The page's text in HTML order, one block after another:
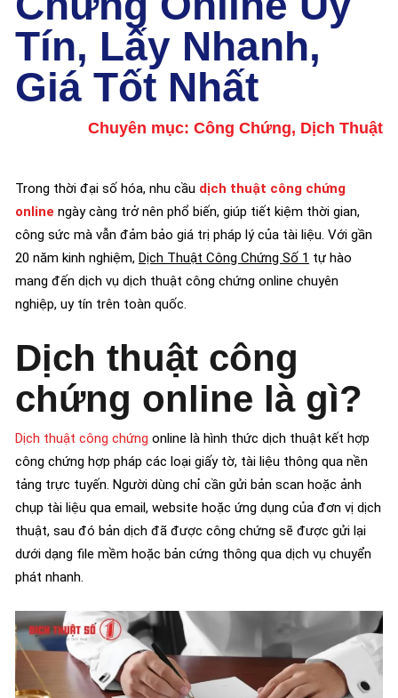
Tín, Lấy Nhanh,
Giá Tốt Nhất
Chuyên mục: Công Chứng, Dịch Thuật
Trong thời đại số hóa, nhu cầu dịch thuật công chứng
online ngày càng trở nên phổ biến, giúp tiết kiệm thời gian,
công sức mà vẫn đảm bảo giá trị pháp lý của tài liệu. Với gần
20 năm kinh nghiệm, Dịch Thuật Công Chứng Số 1 tự hào
mang đến dịch vụ dịch thuật công chứng online chuyên
nghiệp, uy tín trên toàn quốc.
Dịch thuật công
chứng online là gì?
Dịch thuật công chứng online là hình thức dịch thuật kết hợp
công chứng hợp pháp các loại giấy tờ, tài liệu thông qua nền
tảng trực tuyến. Người dùng chỉ cần gửi bản scan hoặc ảnh
chụp tài liệu qua email, website hoặc ứng dụng của đơn vị dịch
thuật, sau đó bản dịch đã được công chứng sẽ được gửi lại
dưới dạng file mềm hoặc bản cứng thông qua dịch vụ chuyển
phát nhanh.